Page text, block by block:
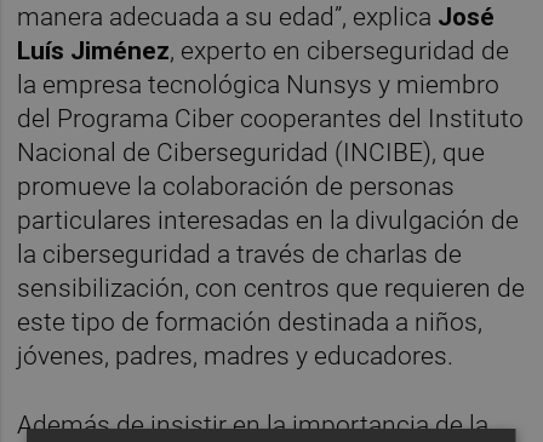
manera adecuada a su edad”, explica José
Luís Jiménez, experto en ciberseguridad de
la empresa tecnológica Nunsys y miembro
del Programa Ciber cooperantes del Instituto
Nacional de Ciberseguridad (INCIBE), que
promueve la colaboración de personas
particulares interesadas en la divulgación de
la ciberseguridad a través de charlas de
sensibilización, con centros que requieren de
este tipo de formación destinada a niños,
jóvenes, padres, madres y educadores.
Además de insistir en la importancia de la